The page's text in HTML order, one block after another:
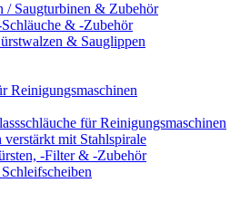
/ Saugturbinen & Zubehör
& -Zubehör
& Sauglippen
Reinigungsmaschinen
für Reinigungsmaschinen
verstärkt mit Stahlspirale
-Filter & -Zubehör